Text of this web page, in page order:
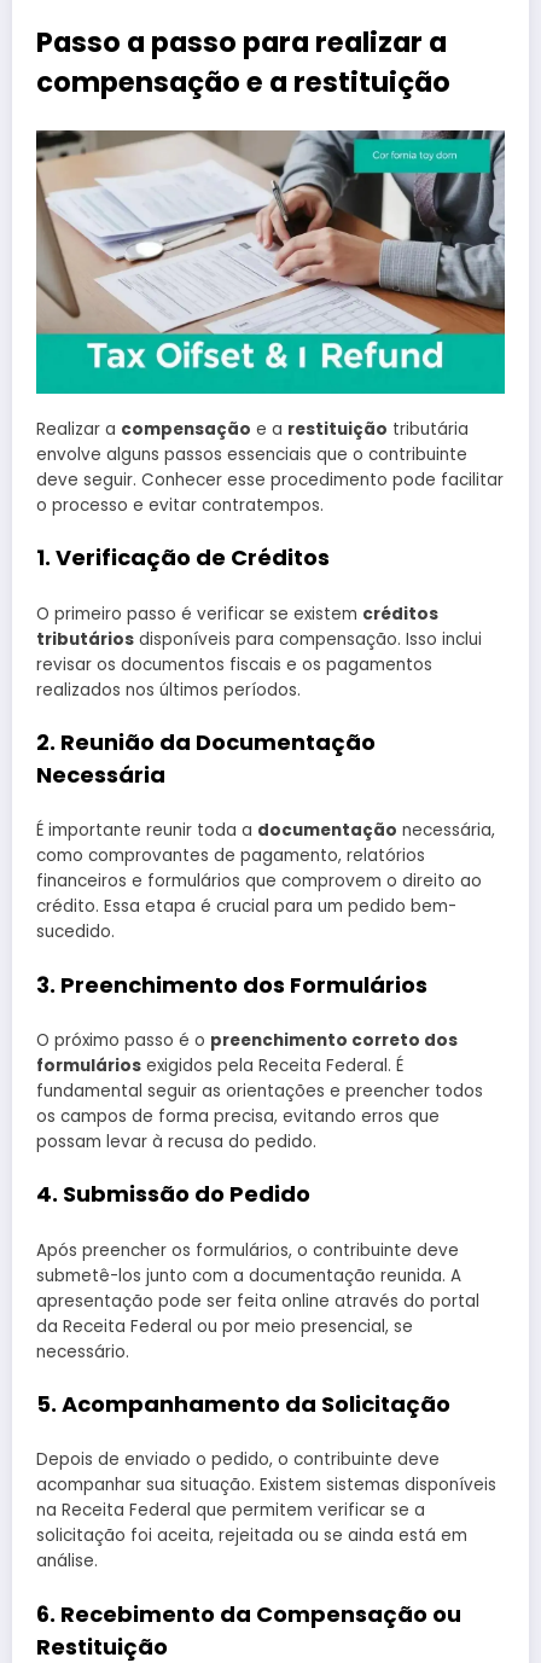
Passo a passo para realizar a
compensação e a restituição
Realizar a compensação e a restituição tributária
envolve alguns passos essenciais que o contribuinte
deve seguir. Conhecer esse procedimento pode facilitar
o processo e evitar contratempos.
1. Verificação de Créditos
O primeiro passo é verificar se existem créditos
tributários disponíveis para compensação. Isso inclui
revisar os documentos fiscais e os pagamentos
realizados nos últimos períodos.
2. Reunião da Documentação
Necessária
É importante reunir toda a documentação necessária,
como comprovantes de pagamento, relatórios
financeiros e formulários que comprovem o direito ao
crédito. Essa etapa é crucial para um pedido bem-
sucedido.
3. Preenchimento dos Formulários
O próximo passo é o preenchimento correto dos
formulários exigidos pela Receita Federal. É
fundamental seguir as orientações e preencher todos
os campos de forma precisa, evitando erros que
possam levar à recusa do pedido.
4. Submissão do Pedido
Após preencher os formulários, o contribuinte deve
submetê-los junto com a documentação reunida. A
apresentação pode ser feita online através do portal
da Receita Federal ou por meio presencial, se
necessário.
5. Acompanhamento da Solicitação
Depois de enviado o pedido, o contribuinte deve
acompanhar sua situação. Existem sistemas disponíveis
na Receita Federal que permitem verificar se a
solicitação foi aceita, rejeitada ou se ainda está em
análise.
6. Recebimento da Compensação ou
Restituição